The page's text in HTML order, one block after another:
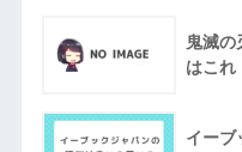
鬼滅の
はこれ
イーブ